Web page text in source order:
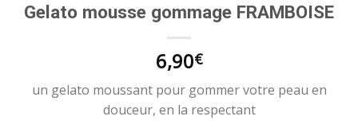
Gelato mousse gommage FRAMBOISE
6,90€
un gelato moussant pour gommer votre peau en
douceur, en la respectant